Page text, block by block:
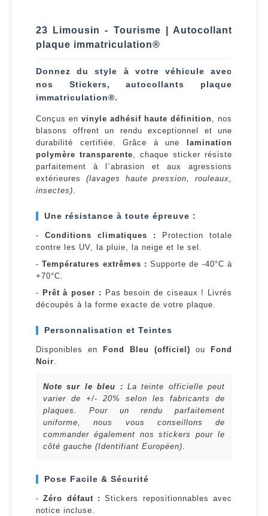
23 Limousin - Tourisme | Autocollant
plaque immatriculation®
Donnez du style à votre véhicule avec
nos Stickers, autocollants plaque
immatriculation®.
Conçus en vinyle adhésif haute définition, nos
blasons offrent un rendu exceptionnel et une
durabilité certifiée. Grâce à une
lamination
polymère transparente, chaque sticker résiste
parfaitement à l`abrasion et aux agressions
extérieures (lavages haute pression, rouleaux,
insectes).
Une résistance à toute épreuve :
- Conditions climatiques :
Protection totale
contre les UV, la pluie, la neige et le sel.
-Températures extrêmes : Supporte de -40°C à
+70°C.
- Prêt à poser :
Pas besoin de ciseaux ! Livrés
découpés à la forme exacte de votre plaque.
Personnalisation et Teintes
Disponibles en Fond Bleu (officiel) ou
Fond
Noir.
Note sur le bleu : La teinte officielle peut
varier de +/- 20% selon les fabricants de
plaques. Pour un rendu parfaitement
uniforme, nous vous conseillons de
commander également nos stickers pour le
côté gauche (Identifiant Européen).
Pose Facile & Sécurité
-Zéro défaut : Stickers repositionnables avec
notice incluse.